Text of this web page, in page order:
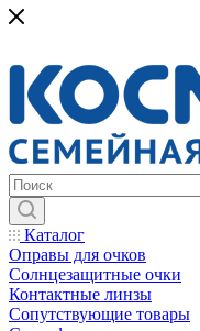
Каталог
Оправы для очков
Солнцезащитные очки
Контактные линзы
Сопутствующие товары